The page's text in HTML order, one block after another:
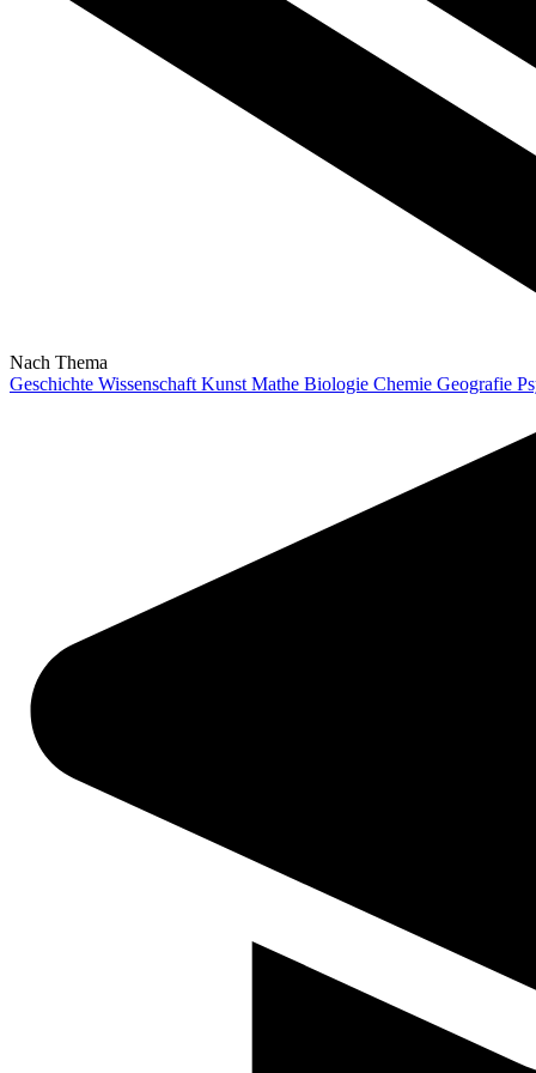
Nach Thema
Geschichte Wissenschaft Kunst Mathe Biologie Chemie Geografie